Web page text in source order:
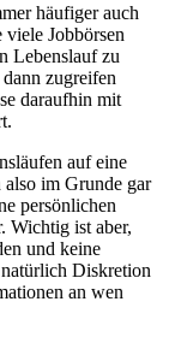
häufiger auch
Jobbörsen
Lebenslauf zu
zugreifen
daraufhin mit
auf eine
im Grunde gar
persönlichen
Wichtig ist aber,
und keine
Diskretion
an wen